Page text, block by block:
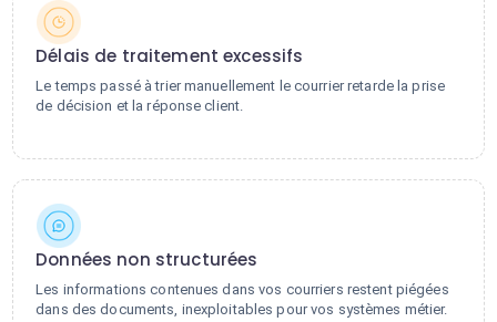
Délais de traitement excessifs
Le temps passé à trier manuellement le courrier retarde la prise
de décision et la réponse client.
Données non structurées
Les informations contenues dans vos courriers restent piégées
dans des documents, inexploitables pour vos systèmes métier.